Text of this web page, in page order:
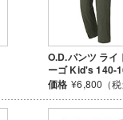
O.D.パンツ ライ
ーゴ Kid's 140-
価格 ¥6,800（税